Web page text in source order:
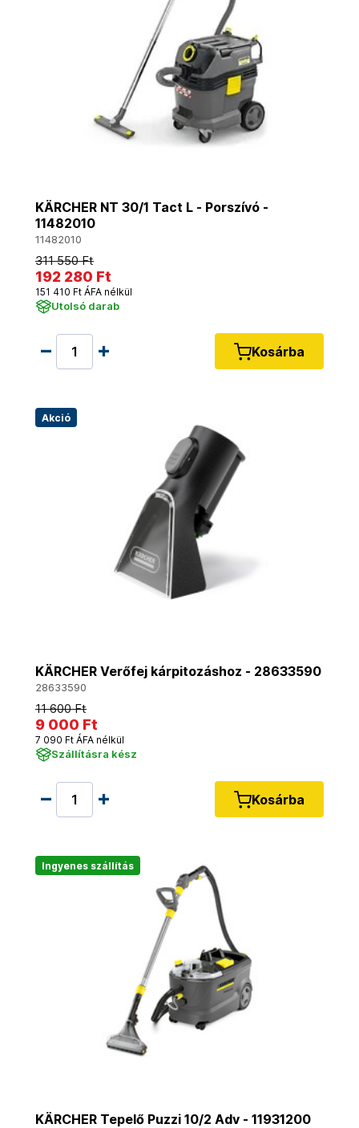
KÄRCHER NT 30/1 Tact L - Porszívó -
11482010
11482010
311 550 Ft
192 280 Ft
151 410 Ft ÁFA nélkül
Utolsó darab
Kosárba
Akció
KÄRCHER Verőfej kárpitozáshoz - 28633590
28633590
11 600 Ft
9 000 Ft
7 090 Ft ÁFA nélkül
Szállításra kész
Kosárba
Ingyenes szállítás
KÄRCHER Tepelő Puzzi 10/2 Adv - 11931200